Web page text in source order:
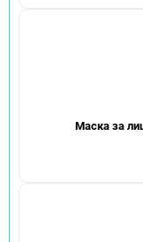
Маска за